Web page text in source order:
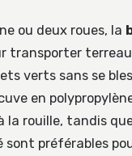
ou deux roues, la
transporter
verts sans se
en
la rouille, tandis
sont préférables